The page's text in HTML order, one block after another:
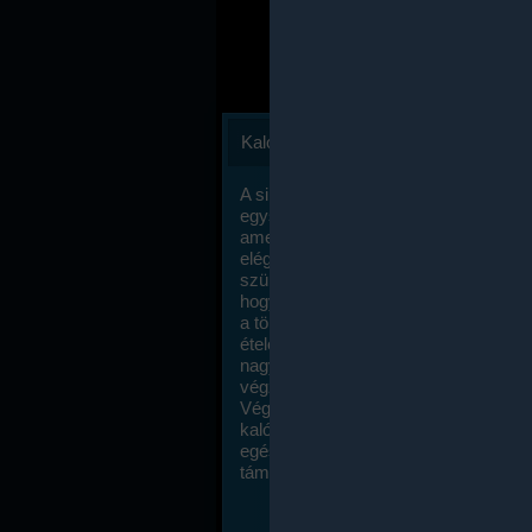
Kalóriaszámlálás
A sikeres fogyás titka valójában igen
egyszerű: égess több energiát, mint
amennyit beviszel. Természetesen
elég nagy fegyelemre és akaraterőre
szükség, de meglepődve fogod
hogy a kalóriaszámolás mennyire
a többi diétához képest. Itt nincsenek
ételek és a megengedett kalóriabevitelt
nagymértékben növelheted ha
végzel.
Végül, de nem utolsó sorban, a
kalóriaszámolás módszerét a legtöbb
egészségügyi szakorvos ajánlja és
támogatja.